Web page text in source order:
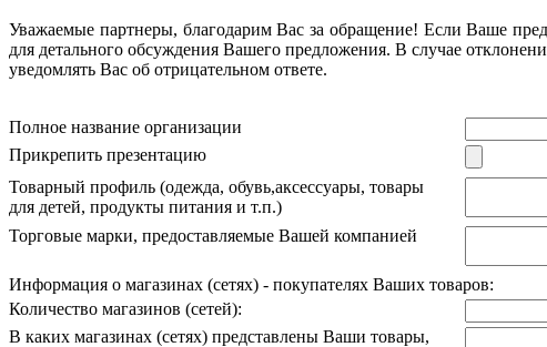
Уважаемые партнеры, благодарим Вас за обращение! Если Ваше
для детального обсуждения Вашего предложения. В случае
уведомлять Вас об отрицательном ответе.
Полное название организации
Прикрепить презентацию
Товарный профиль (одежда, обувь,аксессуары, товары
для детей, продукты питания и т.п.)
Торговые марки, предоставляемые Вашей компанией
Информация о магазинах (сетях) - покупателях Ваших товаров:
Количество магазинов (сетей):
В каких магазинах (сетях) представлены Ваши товары,